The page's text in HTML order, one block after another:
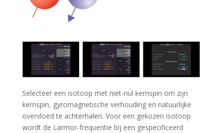
Selecteer een isotoop met niet-nul kernspin om zijn
kernspin, gyromagnetische verhouding en natuurlijke
overvloed te achterhalen. Voor een gekozen isotoop
wordt de Larmor-frequentie bij een gespecificeerd